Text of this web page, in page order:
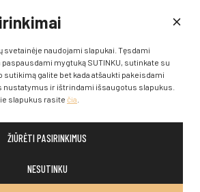
svetainėje naudojami slapukai. Tęsdami
mygtuką SUTINKU, sutinkate su
sutikimą galite bet kada atšaukti pakeisdami
nustatymus ir ištrindami išsaugotus slapukus.
slapukus rasite čia
NESUTINKU
ŽIŪRĖTI PASIRINKIMUS